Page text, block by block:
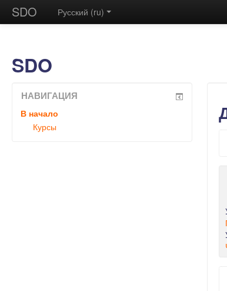
SDO Русский (ru)
SDO
НАВИГАЦИЯ
В начало
Курсы